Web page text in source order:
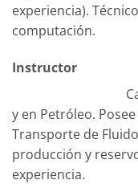
experiencia).
computación.
Instructor
y en Petróleo.
Transporte de
producción y
experiencia.